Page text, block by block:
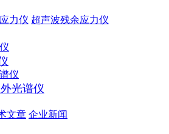
力仪 超声波残余应力仪
仪
光谱仪
文章 企业新闻